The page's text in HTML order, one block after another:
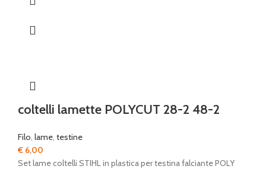
coltelli lamette POLYCUT 28-2 48-2
Filo, lame, testine
€ 6,00
Set lame coltelli STIHL in plastica per testina falciante POLY